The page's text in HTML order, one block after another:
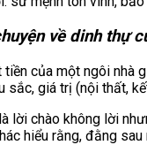
về dinh thự
của một ngôi nhà
sắc, giá trị (nội thất,
lời chào không lời
hiểu rằng, đằng